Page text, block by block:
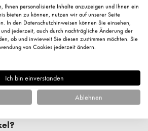
Ihnen personalisierte Inhalte anzuzeigen und Ihnen ein
bieten zu können, nutzen wir auf unserer Seite
In den Datenschutzhinweisen können Sie einsehen,
jederzeit, auch durch nachträgliche Änderung der
ob und inwieweit Sie diesen zustimmen möchten. Sie
von Cookies jederzeit ändern.
Ich bin einverstanden
Ablehnen